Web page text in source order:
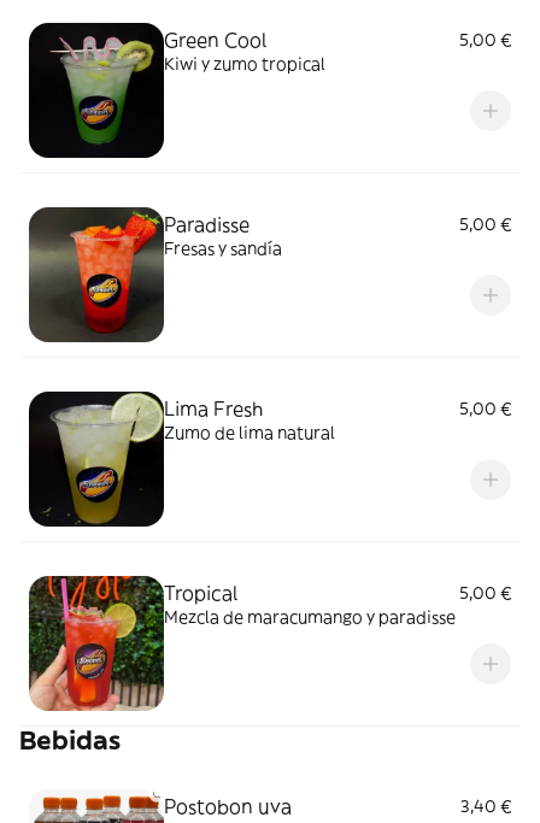
Green Cool
5,00 €
Kiwi y zumo tropical
Paradisse
5,00 €
Fresas y sandía
Lima Fresh
5,00 €
Zumo de lima natural
Tropical
5,00 €
Mezcla de maracumango y paradisse
Bebidas
Postobon uva 3,40 €